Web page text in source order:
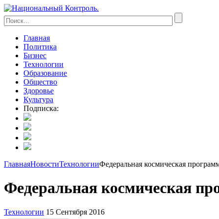
Главная
Политика
Бизнес
Технологии
Образование
Общество
Здоровье
Культура
Подписка:
ГлавнаяНовостиТехнологииФедеральная космическая
Федеральная космическая
Технологии 15 Сентября 2016